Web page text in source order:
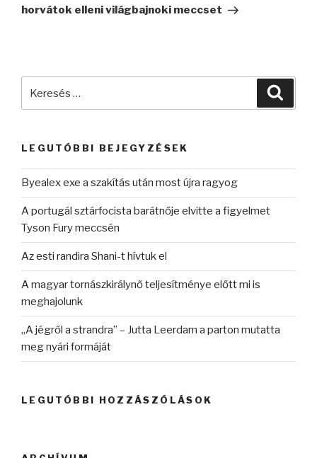
horvátok elleni világbajnoki meccset
LEGUTÓBBI BEJEGYZÉSEK
Byealex exe a szakítás után most újra ragyog
A portugál sztárfocista barátnője elvitte a figyelmet
Tyson Fury meccsén
Az esti randira Shani-t hívtuk el
A magyar tornászkirálynő teljesítménye előtt mi is
meghajolunk
„A jégről a strandra” – Jutta Leerdam a parton mutatta
meg nyári formáját
LEGUTÓBBI HOZZÁSZÓLÁSOK